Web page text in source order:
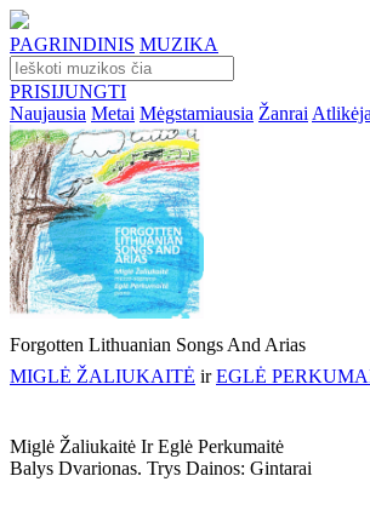
PAGRINDINIS MUZIKA
PRISIJUNGTI
Naujausia Metai Mėgstamiausia Žanrai
Forgotten Lithuanian Songs And Arias
MIGLĖ ŽALIUKAITĖ irEGLĖ
Miglė Žaliukaitė Ir Eglė Perkumaitė
Balys Dvarionas. Trys Dainos: Gintarai